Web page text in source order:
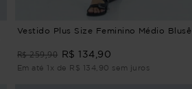
Vestido Plus Size Feminino Médio Blusê
R$ 259,90 R$ 134,90
Em até 1x de R$ 134,90 sem juros